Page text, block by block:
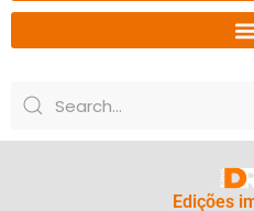
Edições